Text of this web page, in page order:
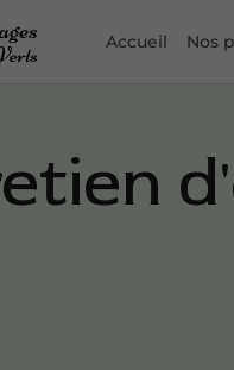
Accueil Nos